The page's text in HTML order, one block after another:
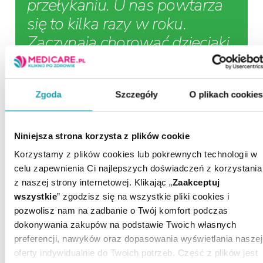
Zgoda Szczegóły O plikach cookies
Niniejsza strona korzysta z plików cookie
Korzystamy z plików cookies lub pokrewnych technologii w
celu zapewnienia Ci najlepszych doświadczeń z korzystania
z naszej strony internetowej. Klikając „Zaakceptuj
wszystkie” zgodzisz się na wszystkie pliki cookies i
pozwolisz nam na zadbanie o Twój komfort podczas
dokonywania zakupów na podstawie Twoich własnych
preferencji, nawyków oraz dopasowania wyświetlania naszej
oferty indywidualnie do Twoich potrzeb. Część z plików jest
przełykaniu. U nas powtarza
się to kilka razy w roku.
Zaczynają chorować dzieciaki,
a potem my z mężem.”
Hascosept spray to
lek dla dzieci i
dorosłych.Zwalcza
objawy i przyczyny
bólu gardła.
„Noszę aparat